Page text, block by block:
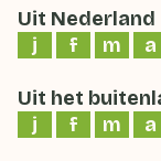
Uit Nederland
j
f m a
Uit het
j
f m a